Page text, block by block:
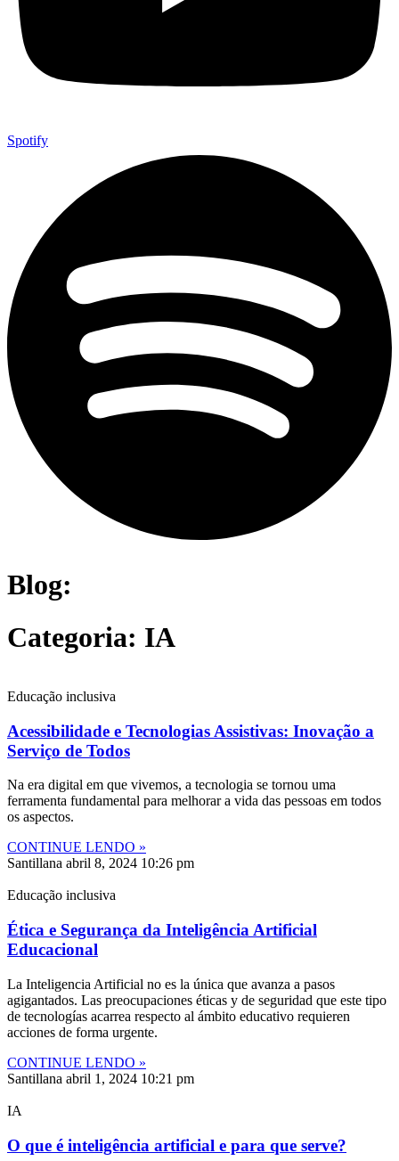
Spotify
Blog:
Categoria: IA
Educação inclusiva
Acessibilidade e Tecnologias Assistivas: Inovação a
Serviço de Todos
Na era digital em que vivemos, a tecnologia se tornou uma
ferramenta fundamental para melhorar a vida das pessoas em todos
os aspectos.
CONTINUE LENDO »
Santillana abril 8, 2024 10:26 pm
Educação inclusiva
Ética e Segurança da Inteligência Artificial
Educacional
La Inteligencia Artificial no es la única que avanza a pasos
agigantados. Las preocupaciones éticas y de seguridad que este tipo
de tecnologías acarrea respecto al ámbito educativo requieren
acciones de forma urgente.
CONTINUE LENDO »
Santillana abril 1, 2024 10:21 pm
IA
O que é inteligência artificial e para que serve?